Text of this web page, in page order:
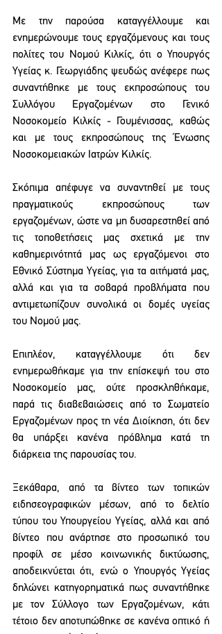
Με την παρούσα καταγγέλλουμε και
ενημερώνουμε τους εργαζόμενους και τους
πολίτες του Νομού Κιλκίς, ότι ο Υπουργός
Υγείας κ. Γεωργιάδης ψευδώς ανέφερε πως
συναντήθηκε με τους εκπροσώπους του
Συλλόγου Εργαζομένων στο Γενικό
Νοσοκομείο Κιλκίς - Γουμένισσας, καθώς
και με τους εκπροσώπους της Ένωσης
Νοσοκομειακών Ιατρών Κιλκίς.
Σκόπιμα απέφυγε να συναντηθεί με τους
πραγματικούς εκπροσώπους των
εργαζομένων, ώστε να μη δυσαρεστηθεί από
τις τοποθετήσεις μας σχετικά με την
καθημερινότητά μας ως εργαζόμενοι στο
Εθνικό Σύστημα Υγείας, για τα αιτήματά μας,
αλλά και για τα σοβαρά προβλήματα που
αντιμετωπίζουν συνολικά οι δομές υγείας
του Νομού μας.
Επιπλέον, καταγγέλλουμε ότι δεν
ενημερωθήκαμε για την επίσκεψή του στο
Νοσοκομείο μας, ούτε προσκληθήκαμε,
παρά τις διαβεβαιώσεις από το Σωματείο
Εργαζομένων προς τη νέα Διοίκηση, ότι δεν
θα υπάρξει κανένα πρόβλημα κατά τη
διάρκεια της παρουσίας του.
Ξεκάθαρα, από τα βίντεο των τοπικών
ειδησεογραφικών μέσων, από το δελτίο
τύπου του Υπουργείου Υγείας, αλλά και από
βίντεο που ανάρτησε στο προσωπικό του
προφίλ σε μέσο κοινωνικής δικτύωσης,
αποδεικνύεται ότι, ενώ ο Υπουργός Υγείας
δηλώνει κατηγορηματικά πως συναντήθηκε
με τον Σύλλογο των Εργαζομένων, κάτι
τέτοιο δεν αποτυπώθηκε σε κανένα οπτικό ή